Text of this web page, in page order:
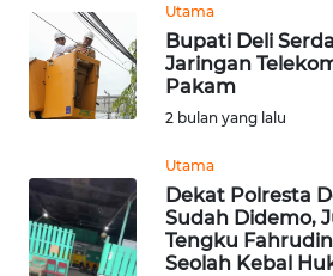
Utama
Bupati Deli
Jaringan
Pakam
2 bulan yang lalu
Utama
Dekat Polresta
Sudah Didemo,
Tengku
Seolah Kebal
WN
LABUHANBATU
WN
WN DELI
SERDANG